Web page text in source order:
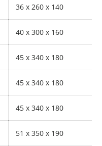
36 x 260 x 140
40 x 300 x 160
45 x 340 x 180
45 x 340 x 180
45 x 340 x 180
51 x 350 x 190